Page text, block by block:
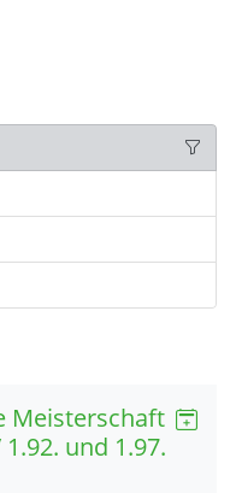
Meisterschaft
und 1.97.